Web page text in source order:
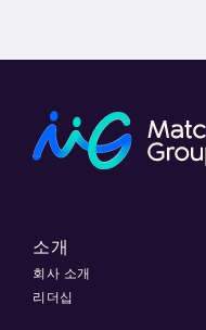
소개
회사 소개
리더십